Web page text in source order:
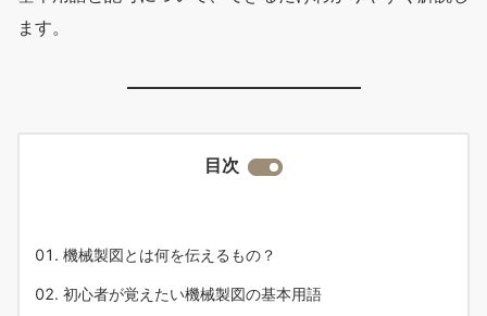
ます。
目次
機械製図とは何を伝えるもの？
初心者が覚えたい機械製図の基本用語